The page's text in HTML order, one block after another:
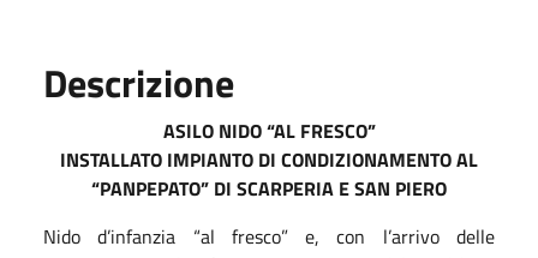
Descrizione
ASILO NIDO “AL FRESCO”
INSTALLATO IMPIANTO DI CONDIZIONAMENTO AL
“PANPEPATO” DI SCARPERIA E SAN PIERO
Nido d’infanzia “al fresco” e, con l’arrivo delle